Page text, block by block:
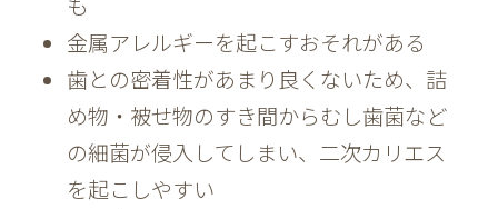
金属アレルギーを起こすおそれがある
歯との密着性があまり良くないため、詰
め物・被せ物のすき間からむし歯菌など
の細菌が侵入してしまい、二次カリエス
を起こしやすい